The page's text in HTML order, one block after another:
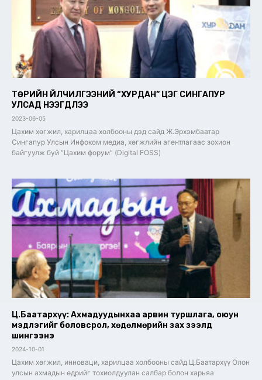
ТӨРИЙН ҮЙЛЧИЛГЭЭНИЙ “ХУРДАН” ЦЭГ СИНГАПУР
УЛСАД НЭЭГДЛЭЭ
2023-06-05
Цахим хөгжил, харилцаа холбооны дэд сайд Ж.Эрхэмбаатар
Сингапур Улсын Инфоком медиа, хөгжлийн агентлагаас зохион
байгуулж буй “Цахим форум” (Digital FOSS)
Ц.Баатархүү: Ахмадуудынхаа арвин туршлага, оюун
мэдлэгийг боловсрол, хөдөлмөрийн зах зээлд
шингээнэ
2024-10-01
Цахим хөгжил, инноваци, харилцаа холбооны сайд Ц.Баатархүү Олон
улсын ахмадын өдрийг тохиолдуулан салбар болон харьяа